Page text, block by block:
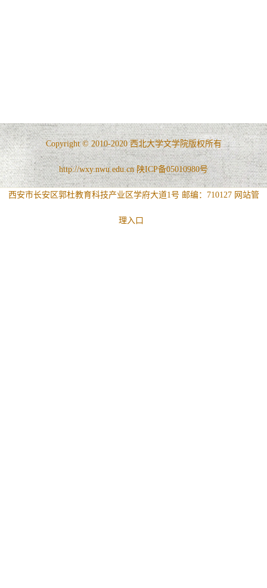
Copyright © 2010-2020 西北大学文学院版权所有
http://wxy.nwu.edu.cn 陕ICP备05010980号
西安市长安区郭杜教育科技产业区学府大道1号 邮编：710127 网站管
理入口